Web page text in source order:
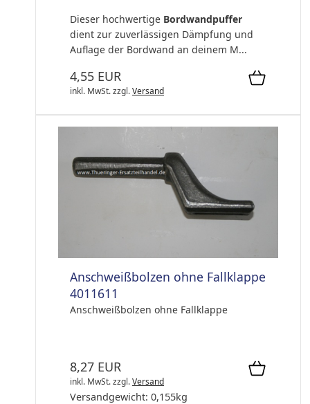
Dieser hochwertige Bordwandpuffer
dient zur zuverlässigen Dämpfung und
Auflage der Bordwand an deinem M...
4,55 EUR
inkl. MwSt.zzgl.Versand
Anschweißbolzen ohne Fallklappe
4011611
Anschweißbolzen ohne Fallklappe
8,27 EUR
inkl. MwSt.zzgl.Versand
Versandgewicht: 0,155kg